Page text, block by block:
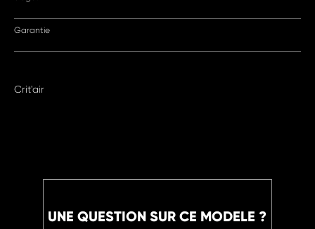
Garantie
Crit'air
UNE QUESTION SUR CE MODELE ?